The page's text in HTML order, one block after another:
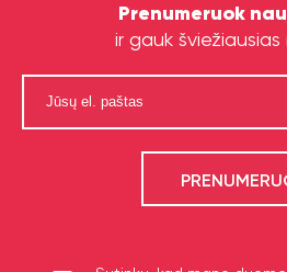
Prenumeruok
ir gauk